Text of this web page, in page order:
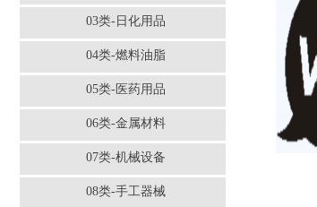
03类-日化用品
04类-燃料油脂
05类-医药用品
06类-金属材料
07类-机械设备
08类-手工器械